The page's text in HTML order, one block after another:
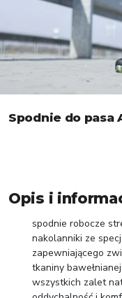
Spodnie do pasa
Opis i
spodnie robocze
nakolanniki ze
zapewniającego
tkaniny
wszystkich zalet